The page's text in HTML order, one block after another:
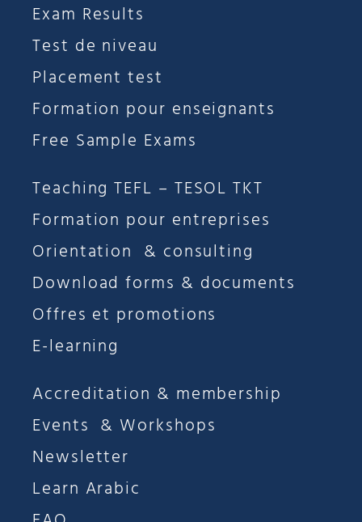
Exam Results
Test de niveau
Placement test
Formation pour enseignants
Free Sample Exams
Teaching TEFL – TESOL TKT
Formation pour entreprises
Orientation & consulting
Download forms & documents
Offres et promotions
E-learning
Accreditation & membership
Events & Workshops
Newsletter
Learn Arabic